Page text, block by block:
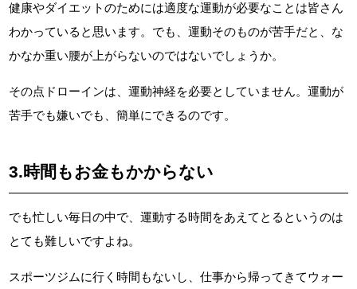
健康やダイエットのためには適度な運動が必要なことは皆さん
わかっていると思います。でも、運動そのものが苦手だと、な
かなか重い腰が上がらないのではないでしょうか。
その点ドローインは、運動神経を必要としていません。運動が
苦手でも嫌いでも、簡単にできるのです。
3.時間もお金もかからない
でも忙しい毎日の中で、運動する時間をあえてとるというのは
とても難しいですよね。
スポーツジムに行く時間もないし、仕事から帰ってきてウォー